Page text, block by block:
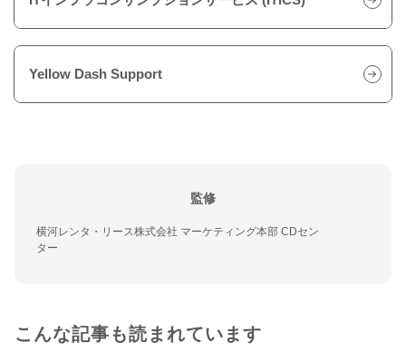
Yellow Dash Support
監修
横河レンタ・リース株式会社 マーケティング本部 CDセン
ター
こんな記事も読まれています